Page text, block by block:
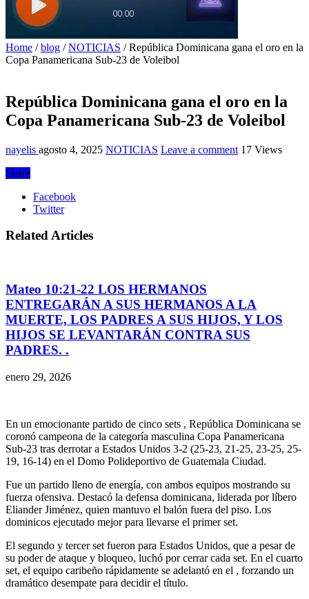
Home / blog / NOTICIAS / República Dominicana gana el oro en la
Copa Panamericana Sub-23 de Voleibol
República Dominicana gana el oro en la
Copa Panamericana Sub-23 de Voleibol
nayelis agosto 4, 2025 NOTICIAS Leave a comment 17 Views
Share
Facebook
Twitter
Related Articles
Mateo 10:21-22 LOS HERMANOS
ENTREGARÁN A SUS HERMANOS A LA
MUERTE, LOS PADRES A SUS HIJOS, Y LOS
HIJOS SE LEVANTARÁN CONTRA SUS
PADRES. .
enero 29, 2026
En un emocionante partido de cinco sets , República Dominicana se
coronó campeona de la categoría masculina Copa Panamericana
Sub-23 tras derrotar a Estados Unidos 3-2 (25-23, 21-25, 23-25, 25-
19, 16-14) en el Domo Polideportivo de Guatemala Ciudad.
Fue un partido lleno de energía, con ambos equipos mostrando su
fuerza ofensiva. Destacó la defensa dominicana, liderada por líbero
Eliander Jiménez, quien mantuvo el balón fuera del piso. Los
dominicos ejecutado mejor para llevarse el primer set.
El segundo y tercer set fueron para Estados Unidos, que a pesar de
su poder de ataque y bloqueo, luchó por cerrar cada set. En el cuarto
set, el equipo caribeño rápidamente se adelantó en el , forzando un
dramático desempate para decidir el título.